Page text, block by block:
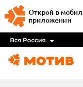
Открой в
приложении
Вся Россия